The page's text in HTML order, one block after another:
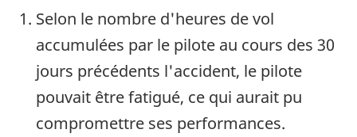
Selon le nombre d'heures de vol
accumulées par le pilote au cours des 30
jours précédents l'accident, le pilote
pouvait être fatigué, ce qui aurait pu
compromettre ses performances.